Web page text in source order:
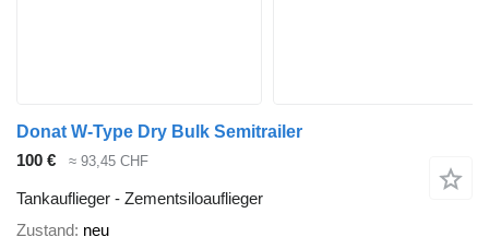
Donat W-Type Dry Bulk Semitrailer
100 €
≈ 93,45 CHF
Tankauflieger - Zementsiloauflieger
Zustand neu